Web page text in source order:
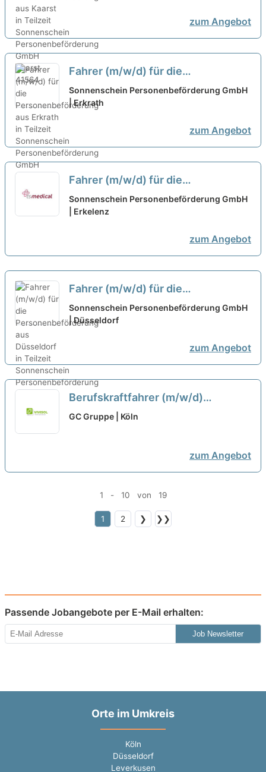
zum Angebot
Fahrer (m/w/d) für die
Personenbeförderung aus Erkrath
in Teilzeit
Sonnenschein Personenbeförderung GmbH
| Erkrath
zum Angebot
Fahrer (m/w/d) für die
Personenbeförderung aus
Erkelenz in Teilzeit
Sonnenschein Personenbeförderung GmbH
| Erkelenz
zum Angebot
Fahrer (m/w/d) für die
Personenbeförderung aus
Düsseldorf in Teilzeit
Sonnenschein Personenbeförderung GmbH
| Düsseldorf
zum Angebot
Berufskraftfahrer (m/w/d)
TEILZEIT neu
GC Gruppe | Köln
zum Angebot
1 - 10 von 19
1 2 ❯ ❯❯
Passende Jobangebote per E-Mail erhalten:
Job Newsletter
Orte im Umkreis
Köln
Düsseldorf
Leverkusen